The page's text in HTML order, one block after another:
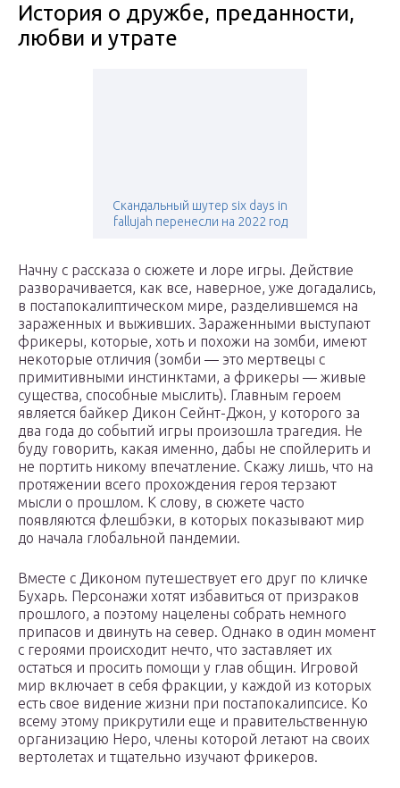
История о дружбе, преданности,
любви и утрате
Скандальный шутер six days in
fallujah перенесли на 2022 год
Начну с рассказа о сюжете и лоре игры. Действие
разворачивается, как все, наверное, уже догадались,
в постапокалиптическом мире, разделившемся на
зараженных и выживших. Зараженными выступают
фрикеры, которые, хоть и похожи на зомби, имеют
некоторые отличия (зомби — это мертвецы с
примитивными инстинктами, а фрикеры — живые
существа, способные мыслить). Главным героем
является байкер Дикон Сейнт-Джон, у которого за
два года до событий игры произошла трагедия. Не
буду говорить, какая именно, дабы не спойлерить и
не портить никому впечатление. Скажу лишь, что на
протяжении всего прохождения героя терзают
мысли о прошлом. К слову, в сюжете часто
появляются флешбэки, в которых показывают мир
до начала глобальной пандемии.
Вместе с Диконом путешествует его друг по кличке
Бухарь. Персонажи хотят избавиться от призраков
прошлого, а поэтому нацелены собрать немного
припасов и двинуть на север. Однако в один момент
с героями происходит нечто, что заставляет их
остаться и просить помощи у глав общин. Игровой
мир включает в себя фракции, у каждой из которых
есть свое видение жизни при постапокалипсисе. Ко
всему этому прикрутили еще и правительственную
организацию Неро, члены которой летают на своих
вертолетах и тщательно изучают фрикеров.